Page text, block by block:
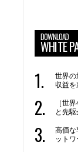
DOWNLOAD
WHITE
世界の
収益を
［世
と先
高価な
ット